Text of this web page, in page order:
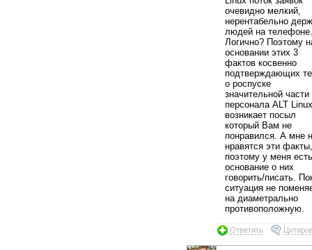
очевидно мелкий,
нерентабельно
людей на телефоне.
Логично? Поэтому
основании этих 3
фактов косвенно
подтверждающих
о роспуске
значительной части
персонала ALT
возникает посыл
который Вам не
понравился. А мне
нравятся эти факты,
поэтому у меня есть
основание о них
говорить/писать.
ситуация не
на диаметрально
противоположную.
Ответить